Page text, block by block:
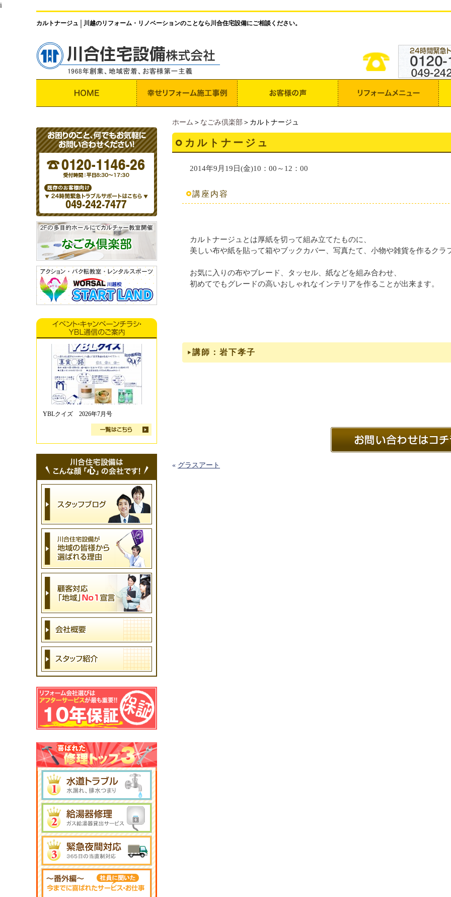
i
カルトナージュ 川越のリフォーム・リノベーションのことなら川合住宅設備にご相談ください。
ホーム ＞ なごみ倶楽部 ＞カルトナージュ
カルトナージュ
2014年9月19日(金)10：00～12：00
講座内容
カルトナージュとは厚紙を切って組み立てたものに、
美しい布や紙を貼って箱やブックカバー、写真たて、小物や雑貨を作るクラ
お気に入りの布やブレード、タッセル、紙などを組み合わせ、
初めてでもグレードの高いおしゃれなインテリアを作ることが出来ます。
講師：岩下孝子
« グラスアート
YBLクイズ 2026年7月号